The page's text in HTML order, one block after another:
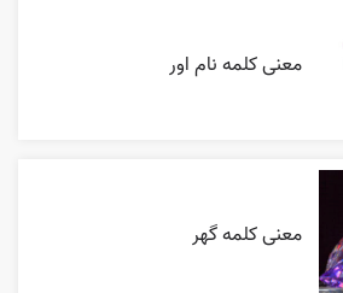
معنی کلمه نام اور
معنی کلمه گهر